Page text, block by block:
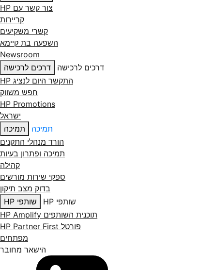
צור קשר עם ‏HP
קריירות
קשרי משקיעים
השפעה בת קיימא
Newsroom
דרכים לרכישה
דרכים לרכישה
התקשר היום לנציג HP
חפש משווק
HP Promotions
ישראל
תמיכה
תמיכה
הורד מנהלי התקנים
תמיכה ופתרון בעיות
קהילה
ספקי שירות מורשים
בדוק מצב תיקון
שותפי HP
שותפי HP
תוכנית השותפים HP Amplify
פורטל HP Partner First
מפתחים
הישאר מחובר